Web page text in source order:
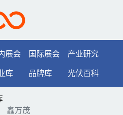
展会 国际展会
产业研究
库
品牌库 光伏百科
鑫万茂